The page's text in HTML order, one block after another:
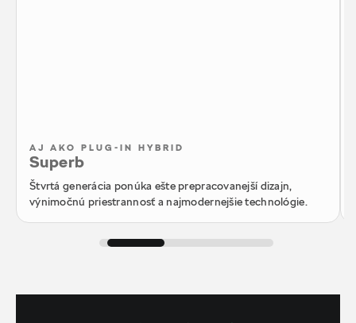
AJ AKO PLUG-IN HYBRID
Superb
Štvrtá generácia ponúka ešte prepracovanejší dizajn,
výnimočnú priestrannosť a najmodernejšie technológie.